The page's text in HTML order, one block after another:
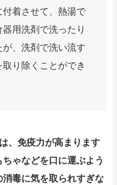
着させて、熱湯で
用洗剤で洗ったり
、洗剤で洗い流す
り除くことができ
、免疫力が高まります
ゃなどを口に運ぶよう
毒に気を取られすぎな